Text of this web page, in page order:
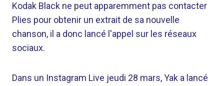
Kodak Black ne peut apparemment pas contacter
Plies pour obtenir un extrait de sa nouvelle
chanson, il a donc lancé l'appel sur les réseaux
sociaux.
Dans un Instagram Live jeudi 28 mars, Yak a lancé